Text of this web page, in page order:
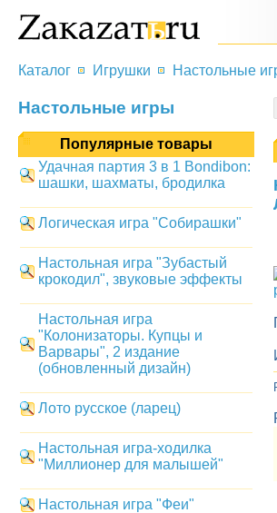
Каталог Игрушки Настольные
Настольные игры
Популярные товары
Удачная партия 3 в 1 Bondibon:
шашки, шахматы, бродилка
Логическая игра "Собирашки"
Настольная игра "Зубастый
крокодил", звуковые эффекты
Настольная игра
"Колонизаторы. Купцы и
Варвары", 2 издание
(обновленный дизайн)
Лото русское (ларец)
Настольная игра-ходилка
"Миллионер для малышей"
Настольная игра "Феи"